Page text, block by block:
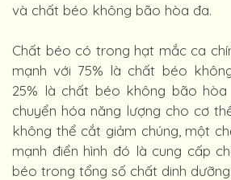
và chất béo không bão hòa đa.
Chất béo có trong hạt mắc ca
mạnh với 75% là chất béo
25% là chất béo không bão
chuyển hóa năng lượng cho cơ
không thể cắt giảm chúng, một
mạnh điển hình đó là cung cấp
béo trong tổng số chất dinh dưỡng.